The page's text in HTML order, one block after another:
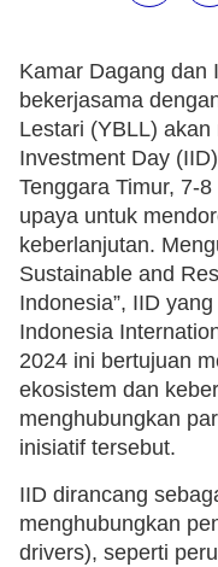
Kamar Dagang dan
bekerjasama
Lestari (YBLL)
Investment Day
Tenggara Timur, 7-
upaya untuk
keberlanjutan.
Sustainable and
Indonesia”, IID
Indonesia
2024 ini bertujuan
ekosistem dan
menghubungkan
inisiatif tersebut.
IID dirancang
menghubungkan
drivers), seperti